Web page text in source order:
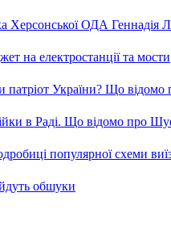
Херсонської ОДА Геннадія
на електростанції та мости
України? Що
в Раді. Що відомо про
популярної схеми
обшуки